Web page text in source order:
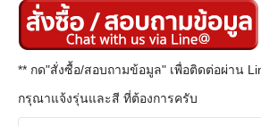
** กด"สั่งซื้อ/สอบถามข้อมูล" เพื่อติดต่อผ่าน
กรุณาแจ้งรุ่นและสี ที่ต้องการครับ